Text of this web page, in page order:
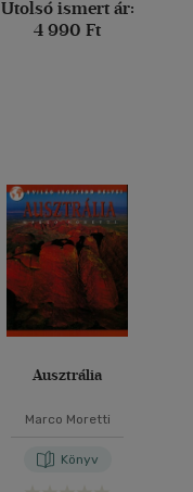
Utolsó ismert ár:
4 990 Ft
Ausztrália
Marco Moretti
Könyv